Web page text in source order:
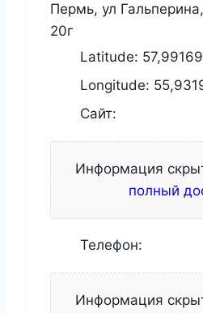
Пермь, ул
20г
Latitude:
Longitude:
Сайт:
Информация
полный
Телефон:
Информация